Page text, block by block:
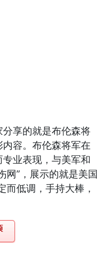
享的就是布伦森将
容。布伦森将军在
业表现，与美军和
网”，展示的就是美国
而低调，手持大棒，